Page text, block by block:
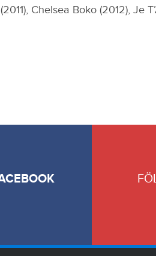
Chelsea Boko (2012), Je